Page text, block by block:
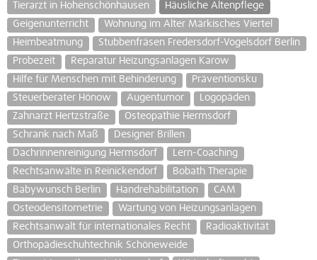
Tierarzt in Hohenschönhausen
Häusliche Altenpflege
Geigenunterricht
Wohnung im Alter Märkisches Viertel
Heimbeatmung
Stubbenfräsen Fredersdorf-Vogelsdorf Berlin
Probezeit
Reparatur Heizungsanlagen Karow
Hilfe für Menschen mit Behinderung
Präventionsku
Steuerberater Hönow
Augentumor
Logopäden
Zahnarzt Hertzstraße
Osteopathie Hermsdorf
Schrank nach Maß
Designer Brillen
Dachrinnenreinigung Hermsdorf
Lern-Coaching
Rechtsanwälte in Reinickendorf
Bobath Therapie
Babywunsch Berlin
Handrehabilitation
CAM
Osteodensitometrie
Wartung von Heizungsanlagen
Rechtsanwalt für internationales Recht
Radioaktivität
Orthopädieschuhtechnik Schöneweide